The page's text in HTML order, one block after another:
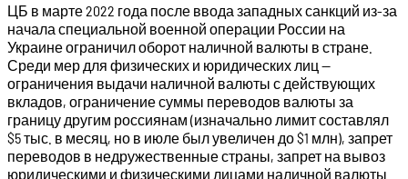
ЦБ в марте 2022 года после ввода западных санкций из-за
начала специальной военной операции России на
Украине ограничил оборот наличной валюты в стране.
Среди мер для физических и юридических лиц —
ограничения выдачи наличной валюты с действующих
вкладов, ограничение суммы переводов валюты за
границу другим россиянам (изначально лимит составлял
$5 тыс. в месяц, но в июле был увеличен до $1 млн), запрет
переводов в недружественные страны, запрет на вывоз
юридическими и физическими лицами наличной валюты